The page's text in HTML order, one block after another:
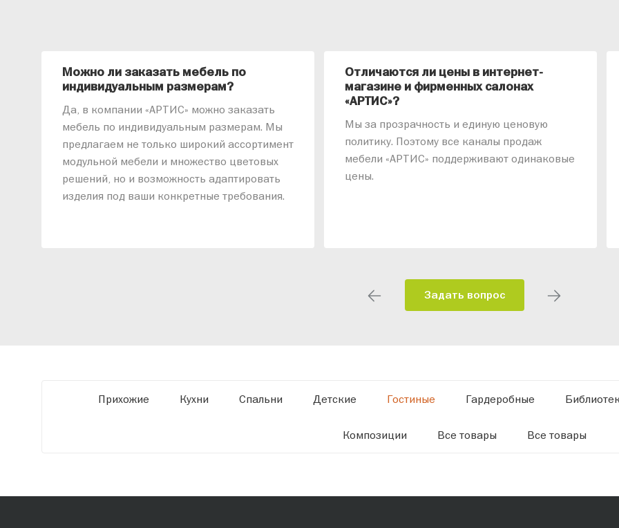
Можно ли заказать мебель по
индивидуальным размерам?
Да, в компании «АРТИС» можно заказать
мебель по индивидуальным размерам. Мы
предлагаем не только широкий ассортимент
модульной мебели и множество цветовых
решений, но и возможность адаптировать
изделия под ваши конкретные требования.
Отличаются ли цены в интернет-
магазине и фирменных салонах
«АРТИС»?
Мы за прозрачность и единую ценовую
политику. Поэтому все каналы продаж
мебели «АРТИС» поддерживают одинаковые
цены.
Задать вопрос
Прихожие Кухни Спальни Детские Гостиные Гардеробные
Композиции Все товары Все товары